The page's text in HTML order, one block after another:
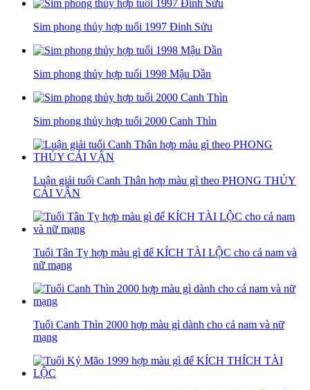
Sim phong thủy hợp tuổi 1997 Đinh Sửu
Sim phong thủy hợp tuổi 1998 Mậu Dần
Sim phong thủy hợp tuổi 2000 Canh Thìn
Luận giải tuổi Canh Thân hợp màu gì theo PHONG THỦY
CẢI VẬN
Tuổi Tân Tỵ hợp màu gì để KÍCH TÀI LỘC cho cả nam và
nữ mạng
Tuổi Canh Thìn 2000 hợp màu gì dành cho cả nam và nữ
mạng